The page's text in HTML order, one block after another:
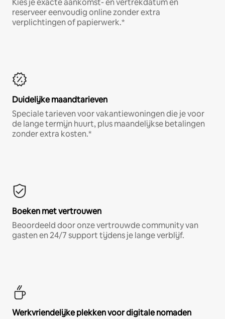
Kies je exacte aankomst- en vertrekdatum en
reserveer eenvoudig online zonder extra
verplichtingen of papierwerk.*
Duidelijke maandtarieven
Speciale tarieven voor vakantiewoningen die je voor
de lange termijn huurt, plus maandelijkse betalingen
zonder extra kosten.*
Boeken met vertrouwen
Beoordeeld door onze vertrouwde community van
gasten en 24/7 support tijdens je lange verblijf.
Werkvriendelijke plekken voor digitale nomaden